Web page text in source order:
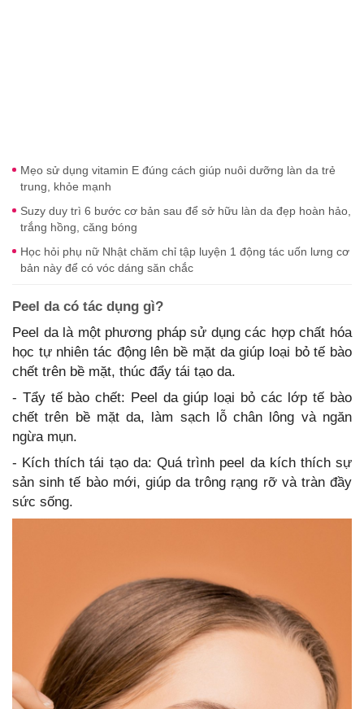
Mẹo sử dụng vitamin E đúng cách giúp nuôi dưỡng làn da trẻ
trung, khỏe mạnh
Suzy duy trì 6 bước cơ bản sau để sở hữu làn da đẹp hoàn hảo,
trắng hồng, căng bóng
Học hỏi phụ nữ Nhật chăm chỉ tập luyện 1 động tác uốn lưng cơ
bản này để có vóc dáng săn chắc
Peel da có tác dụng gì?
Peel da là một phương pháp sử dụng các hợp chất hóa
học tự nhiên tác động lên bề mặt da giúp loại bỏ tế bào
chết trên bề mặt, thúc đẩy tái tạo da.
- Tẩy tế bào chết: Peel da giúp loại bỏ các lớp tế bào
chết trên bề mặt da, làm sạch lỗ chân lông và ngăn
ngừa mụn.
- Kích thích tái tạo da: Quá trình peel da kích thích sự
sản sinh tế bào mới, giúp da trông rạng rỡ và tràn đầy
sức sống.